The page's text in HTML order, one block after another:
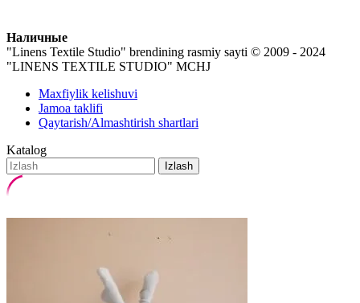
Наличные
"Linens Textile Studio" brendining rasmiy sayti © 2009 - 2024
"LINENS TEXTILE STUDIO" MCHJ
Maxfiylik kelishuvi
Jamoa taklifi
Qaytarish/Almashtirish shartlari
Katalog
Izlash